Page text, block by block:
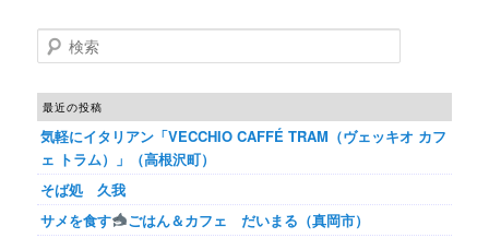
検索
最近の投稿
気軽にイタリアン「VECCHIO CAFFÉ TRAM（ヴェッキオ カフ
ェ トラム）」（高根沢町）
そば処 久我
サメを食す
ごはん＆カフェ だいまる（真岡市）